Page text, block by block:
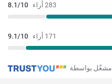
283 أراء 8.1/10
171 أراء 9.1/10
مشغّل بواسطة